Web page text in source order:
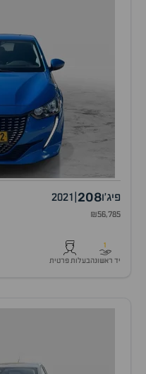
פיג'ו208
2021
₪56,785
1
יד ראשונהבעלות פרטית